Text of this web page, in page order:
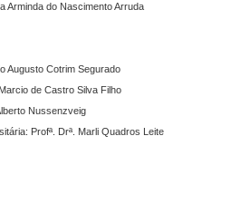
Arminda do Nascimento Arruda
Augusto Cotrim Segurado
de Castro Silva Filho
Nussenzveig
Profª. Drª. Marli Quadros Leite